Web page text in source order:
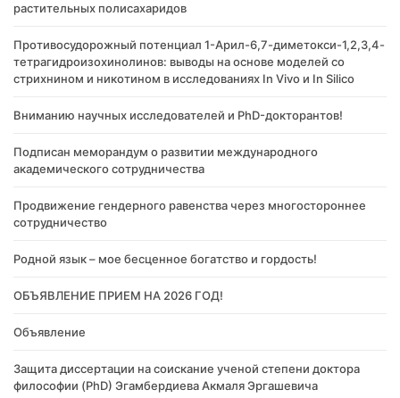
растительных полисахаридов
Противосудорожный потенциал 1-Арил-6,7-диметокси-1,2,3,4-
тетрагидроизохинолинов: выводы на основе моделей со
стрихнином и никотином в исследованиях In Vivo и In Silico
Вниманию научных исследователей и PhD-докторантов!
Подписан меморандум о развитии международного
академического сотрудничества
Продвижение гендерного равенства через многостороннее
сотрудничество
Родной язык – мое бесценное богатство и гордость!
ОБЪЯВЛЕНИЕ ПРИЕМ НА 2026 ГОД!
Объявление
Защита диссертации на соискание ученой степени доктора
философии (PhD) Эгамбердиева Акмаля Эргашевича